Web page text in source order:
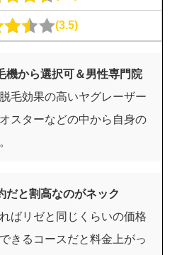
3.5
機から選択可＆男性専門院
毛効果の高いヤグレーザー
スターなどの中から自身の
だと割高なのがネック
ばリゼと同じくらいの価格
きるコースだと料金上がっ